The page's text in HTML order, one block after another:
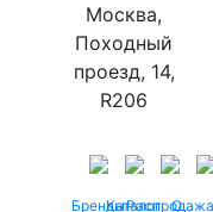
Москва,
Походный
проезд, 14,
R206
БрендыКаталог
Распродажа
О